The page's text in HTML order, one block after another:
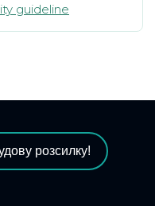
guideline
розсилку!